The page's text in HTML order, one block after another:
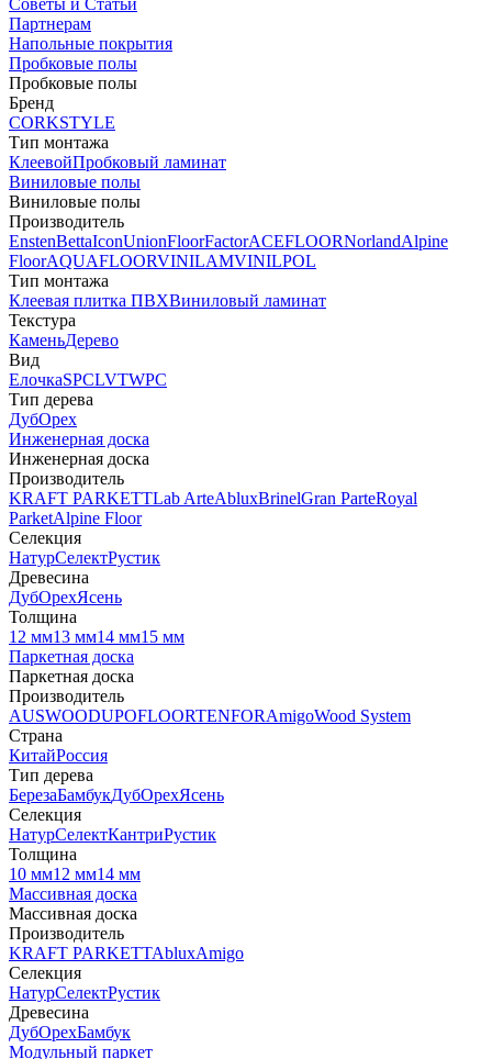
Советы и Статьи
Партнерам
Напольные покрытия
Пробковые полы
Пробковые полы
Бренд
CORKSTYLE
Тип монтажа
КлеевойПробковый ламинат
Виниловые полы
Виниловые полы
Производитель
EnstenBettaIconUnionFloorFactorACEFLOORNorlandAlpine
FloorAQUAFLOORVINILAMVINILPOL
Тип монтажа
Клеевая плитка ПВХВиниловый ламинат
Текстура
КаменьДерево
Вид
ЕлочкаSPCLVTWPC
Тип дерева
ДубОрех
Инженерная доска
Инженерная доска
Производитель
KRAFT PARKETTLab ArteAbluxBrinelGran ParteRoyal
ParketAlpine Floor
Селекция
НатурСелектРустик
Древесина
ДубОрехЯсень
Толщина
12 мм13 мм14 мм15 мм
Паркетная доска
Паркетная доска
Производитель
AUSWOODUPOFLOORTENFORAmigoWood System
Страна
КитайРоссия
Тип дерева
БерезаБамбукДубОрехЯсень
Селекция
НатурСелектКантриРустик
Толщина
10 мм12 мм14 мм
Массивная доска
Массивная доска
Производитель
KRAFT PARKETTAbluxAmigo
Селекция
НатурСелектРустик
Древесина
ДубОрехБамбук
Модульный паркет